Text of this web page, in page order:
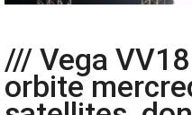
/// Vega
orbite